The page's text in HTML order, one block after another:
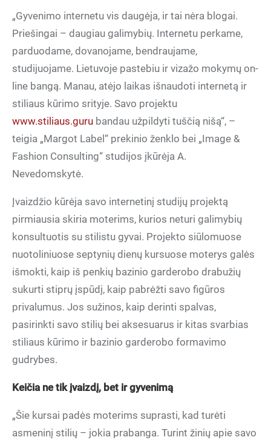
„Gyvenimo internetu vis daugėja, ir tai nėra blogai.
Priešingai – daugiau galimybių. Internetu perkame,
parduodame, dovanojame, bendraujame,
studijuojame. Lietuvoje pastebiu ir vizažo mokymų on-
line bangą. Manau, atėjo laikas išnaudoti internetą ir
stiliaus kūrimo srityje. Savo projektu
www.stiliaus.guru bandau užpildyti tuščią nišą“, –
teigia „Margot Label“ prekinio ženklo bei „Image &
Fashion Consulting“ studijos įkūrėja A.
Nevedomskytė.
Įvaizdžio kūrėja savo internetinį studijų projektą
pirmiausia skiria moterims, kurios neturi galimybių
konsultuotis su stilistu gyvai. Projekto siūlomuose
nuotoliniuose septynių dienų kursuose moterys galės
išmokti, kaip iš penkių bazinio garderobo drabužių
sukurti stiprų įspūdį, kaip pabrėžti savo figūros
privalumus. Jos sužinos, kaip derinti spalvas,
pasirinkti savo stilių bei aksesuarus ir kitas svarbias
stiliaus kūrimo ir bazinio garderobo formavimo
gudrybes.
Keičia ne tik įvaizdį, bet ir gyvenimą
„Šie kursai padės moterims suprasti, kad turėti
asmeninį stilių – jokia prabanga. Turint žinių apie savo